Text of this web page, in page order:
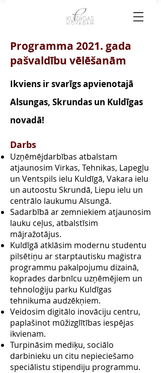
Programma 2021. gada
pašvaldību vēlēšanām
Ikviens ir svarīgs apvienotajā
Alsungas, Skrundas un Kuldīgas
novadā!
Darbs
Uzņēmējdarbības atbalstam
atjaunosim Virkas, Tehnikas, Lapegļu
un Ventspils ielu Kuldīgā, Vakara ielu
un autoostu Skrundā, Liepu ielu un
centrālo laukumu Alsungā.
Sadarbībā ar zemniekiem atjaunosim
lauku ceļus, atbalstīsim
mājražotājus.
Kuldīgā atklāsim modernu studentu
pilsētiņu ar starptautisku maģistra
programmu pakalpojumu dizainā,
koprades darbnīcu uzņēmējiem un
tehnoloģiju parku Kuldīgas
tehnikuma audzēkņiem.
Veidosim digitālo inovāciju centru,
paplašinot mūžizglītības iespējas
ikvienam.
Turpināsim mediķu, sociālo
darbinieku un citu nepieciešamo
speciālistu stipendiju programmu.